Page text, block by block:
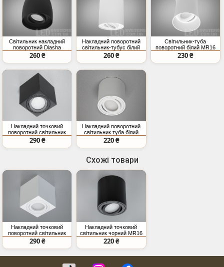
Світильник накладний
поворотний Diasha
матовий чорний
260 ₴
Накладний поворотний
світильник-тубус білий
MR16 220В
260 ₴
Світильник-туба
поворотний білий MR16
широкий кут
230 ₴
Накладний точковий
поворотний світильник
чорний MR16 IP20 220В
290 ₴
Накладний поворотний
світильник туба білий
MR16
220 ₴
Схожі товари
Накладний точковий
поворотний світильник
білий MR16
290 ₴
Накладний точковий
світильник чорний MR16
IP20
220 ₴